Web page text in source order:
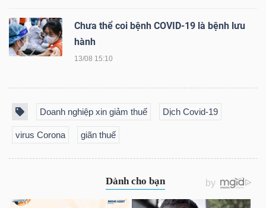
Chưa thể coi bệnh COVID-19 là bệnh lưu
hành
13/08 15:10
Doanh nghiệp xin giảm thuế Dịch Covid-19
virus Corona giãn thuế